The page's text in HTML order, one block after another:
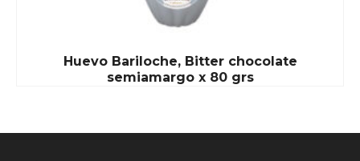
Huevo Bariloche, Bitter chocolate
semiamargo x 80 grs